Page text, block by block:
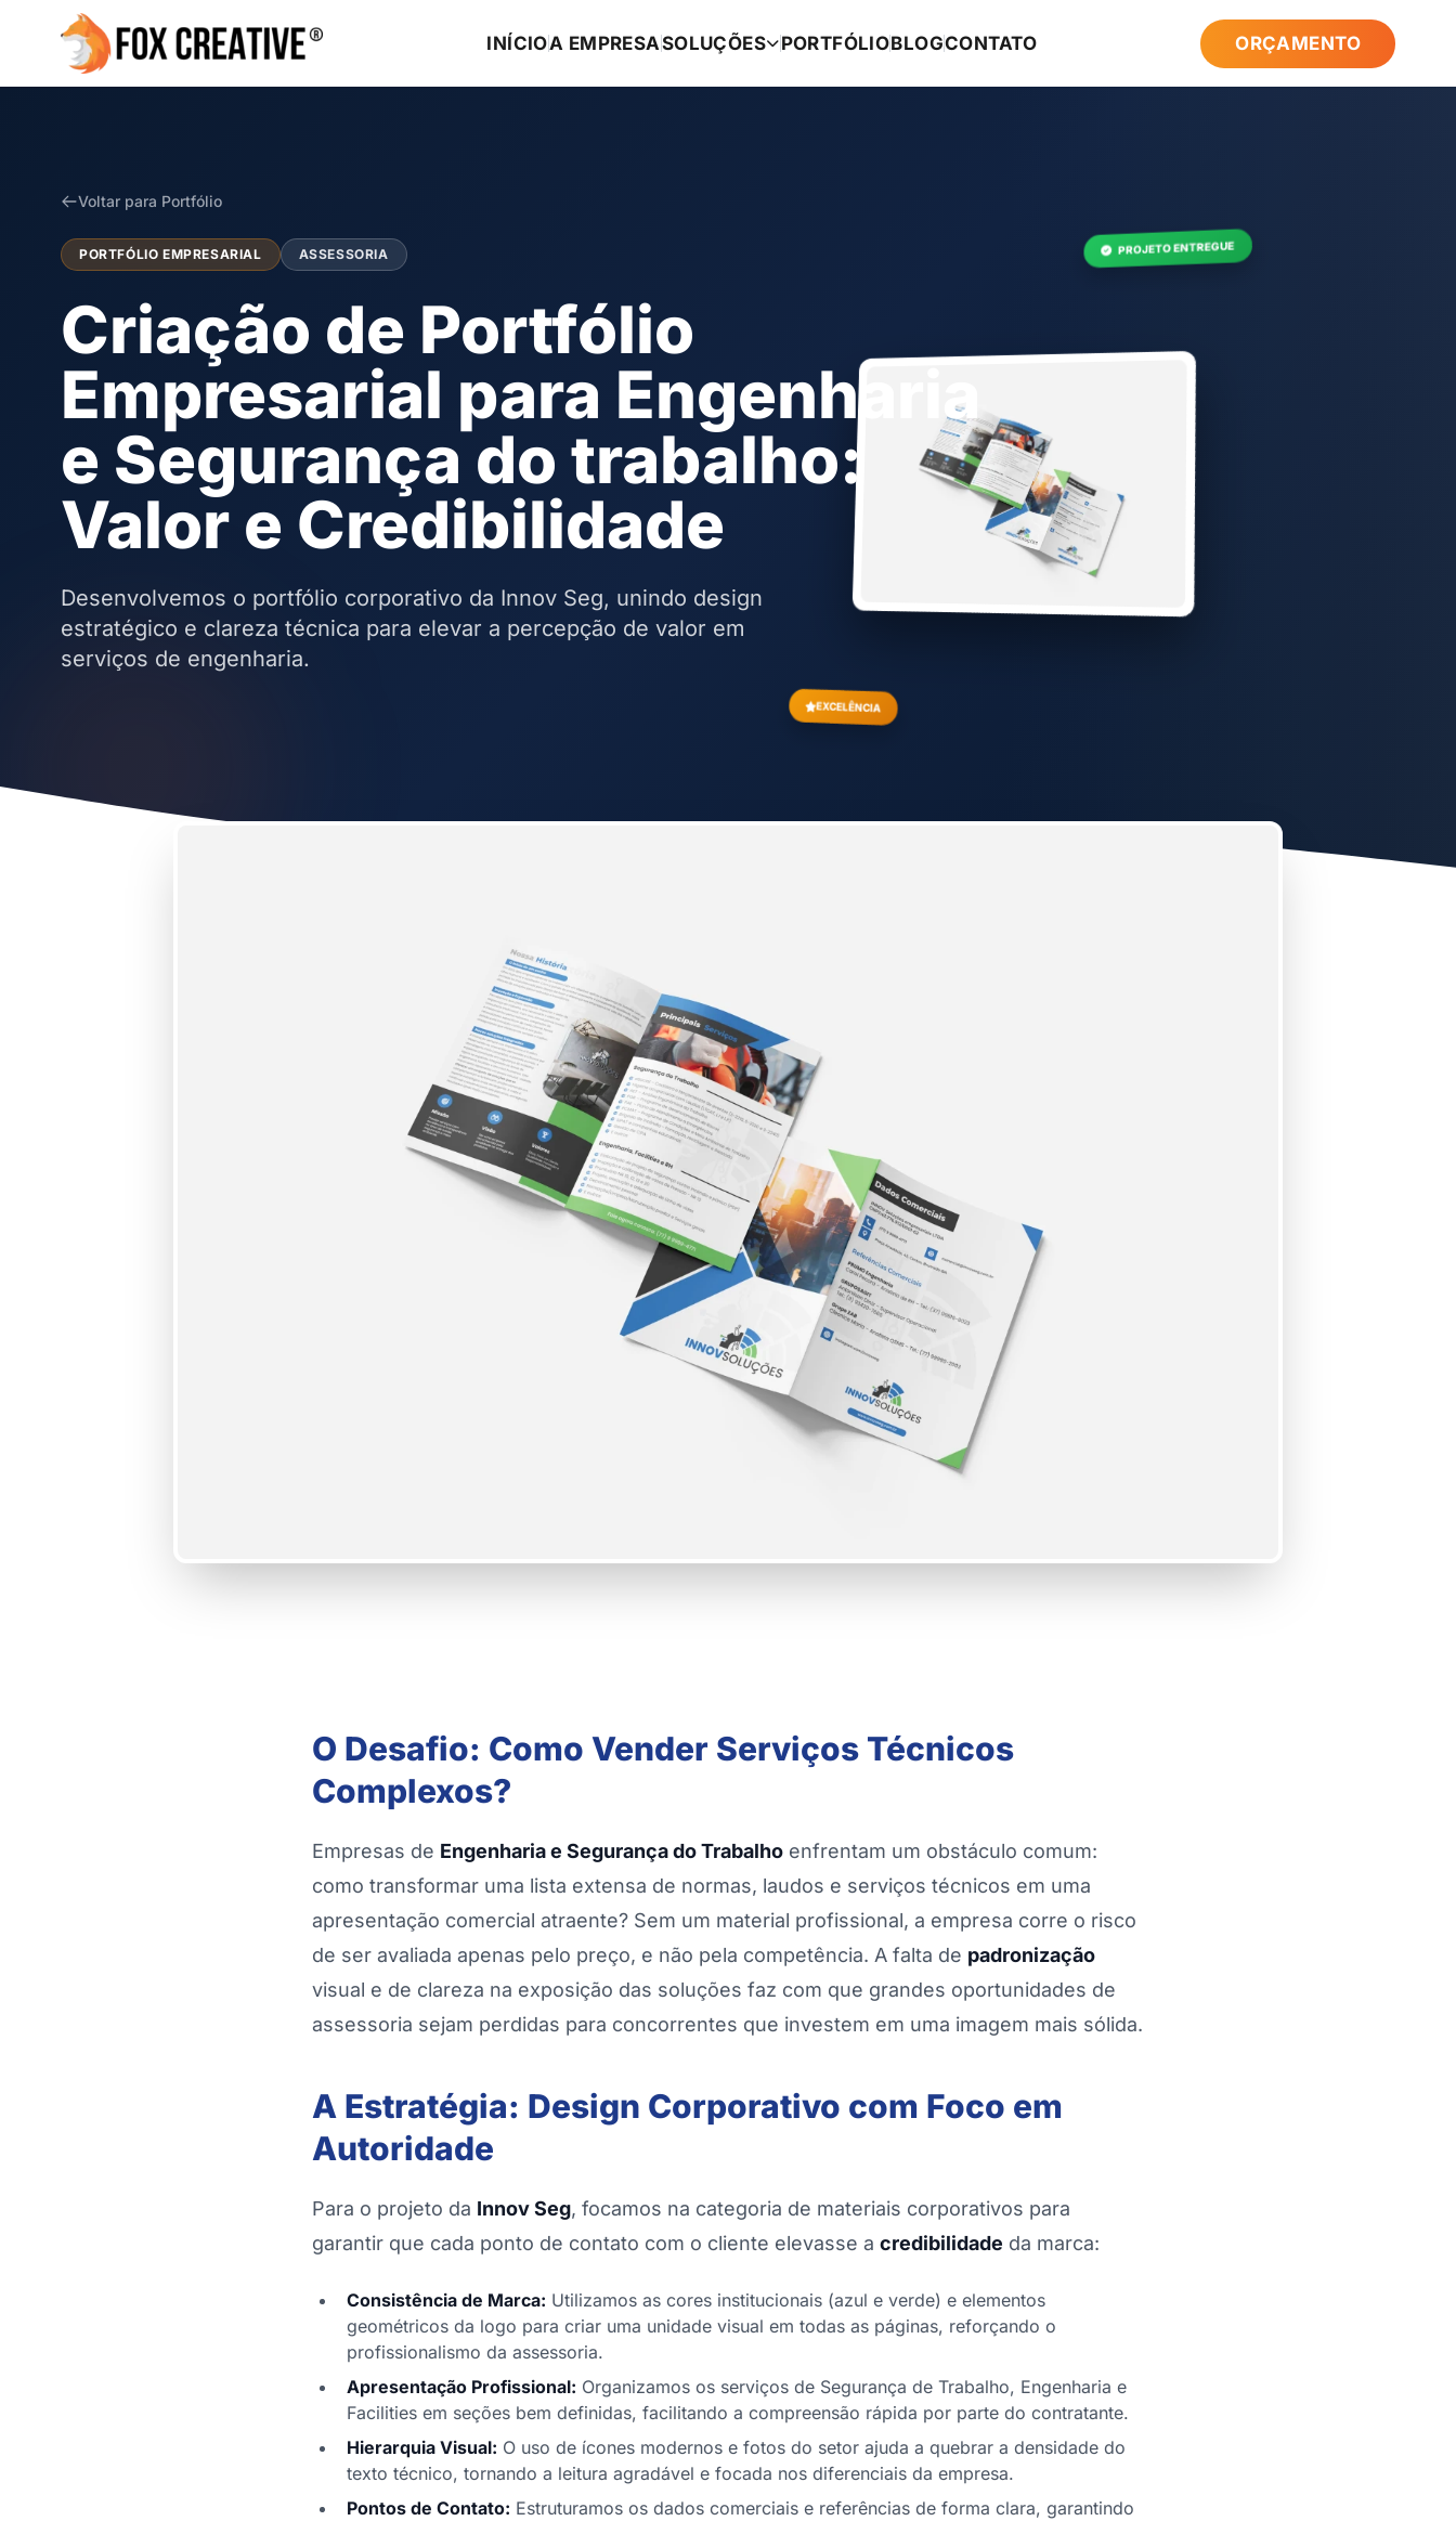
INÍCIOA EMPRESASOLUÇÕES PORTFÓLIOBLOGCONTATO ORÇAMENTO
Voltar para Portfólio
PORTFÓLIO EMPRESARIAL ASSESSORIA
Criação de Portfólio
Empresarial para Engenharia
e Segurança do trabalho:
Valor e Credibilidade
Desenvolvemos o portfólio corporativo da Innov Seg, unindo design
estratégico e clareza técnica para elevar a percepção de valor em
serviços de engenharia.
PROJETO ENTREGUE
EXCELÊNCIA
O Desafio: Como Vender Serviços Técnicos
Complexos?
Empresas de Engenharia e Segurança do Trabalho enfrentam um obstáculo comum:
como transformar uma lista extensa de normas, laudos e serviços técnicos em uma
apresentação comercial atraente? Sem um material profissional, a empresa corre o risco
de ser avaliada apenas pelo preço, e não pela competência. A falta de padronização
visual e de clareza na exposição das soluções faz com que grandes oportunidades de
assessoria sejam perdidas para concorrentes que investem em uma imagem mais sólida.
A Estratégia: Design Corporativo com Foco em
Autoridade
Para o projeto da Innov Seg, focamos na categoria de materiais corporativos para
garantir que cada ponto de contato com o cliente elevasse a credibilidade da marca:
Consistência de Marca: Utilizamos as cores institucionais (azul e verde) e elementos
geométricos da logo para criar uma unidade visual em todas as páginas, reforçando o
profissionalismo da assessoria.
Apresentação Profissional: Organizamos os serviços de Segurança de Trabalho, Engenharia e
Facilities em seções bem definidas, facilitando a compreensão rápida por parte do contratante.
Hierarquia Visual: O uso de ícones modernos e fotos do setor ajuda a quebrar a densidade do
texto técnico, tornando a leitura agradável e focada nos diferenciais da empresa.
Pontos de Contato: Estruturamos os dados comerciais e referências de forma clara, garantindo